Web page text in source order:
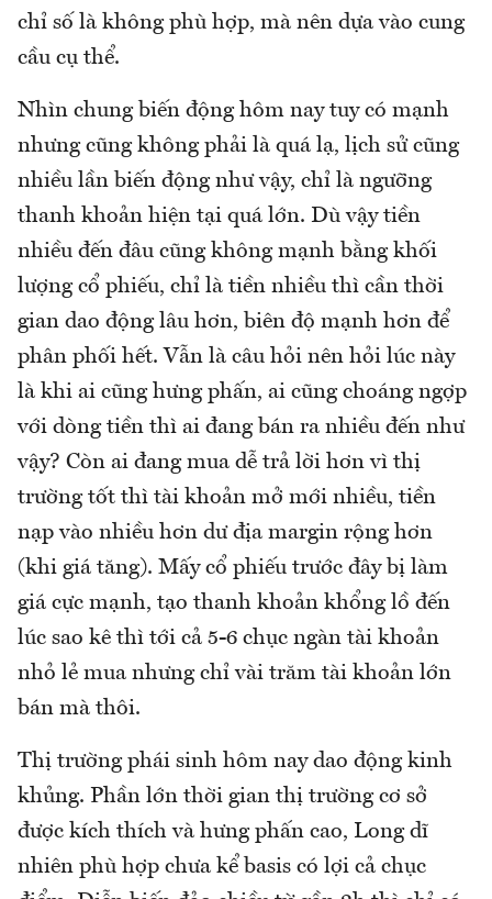
chỉ số là không phù hợp, mà nên dựa vào cung
cầu cụ thể.
Nhìn chung biến động hôm nay tuy có mạnh
nhưng cũng không phải là quá lạ, lịch sử cũng
nhiều lần biến động như vậy, chỉ là ngưỡng
thanh khoản hiện tại quá lớn. Dù vậy tiền
nhiều đến đâu cũng không mạnh bằng khối
lượng cổ phiếu, chỉ là tiền nhiều thì cần thời
gian dao động lâu hơn, biên độ mạnh hơn để
phân phối hết. Vẫn là câu hỏi nên hỏi lúc này
là khi ai cũng hưng phấn, ai cũng choáng ngợp
với dòng tiền thì ai đang bán ra nhiều đến như
vậy? Còn ai đang mua dễ trả lời hơn vì thị
trường tốt thì tài khoản mở mới nhiều, tiền
nạp vào nhiều hơn dư địa margin rộng hơn
(khi giá tăng). Mấy cổ phiếu trước đây bị làm
giá cực mạnh, tạo thanh khoản khổng lồ đến
lúc sao kê thì tới cả 5-6 chục ngàn tài khoản
nhỏ lẻ mua nhưng chỉ vài trăm tài khoản lớn
bán mà thôi.
Thị trường phái sinh hôm nay dao động kinh
khủng. Phần lớn thời gian thị trường cơ sở
được kích thích và hưng phấn cao, Long dĩ
nhiên phù hợp chưa kể basis có lợi cả chục